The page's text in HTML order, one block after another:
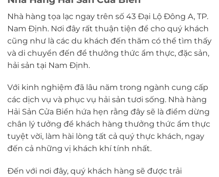
Nhà hàng tọa lạc ngay trên số 43 Đại Lộ Đông A, TP.
Nam Định. Nơi đây rất thuận tiện để cho quý khách
cũng như là các du khách đến thăm có thể tìm thấy
và di chuyển đến để thưởng thức ẩm thực, đặc sản,
hải sản tại Nam Định.
Với kinh nghiệm đã lâu năm trong ngành cung cấp
các dịch vụ và phục vụ hải sản tươi sống. Nhà hàng
Hải Sản Cửa Biển hứa hẹn rằng đây sẽ là điểm dừng
chân lý tưởng để khách hàng thưởng thức ẩm thực
tuyệt vời, làm hài lòng tất cả quý thực khách, ngay
đến cả những vị khách khí tính nhất.
Đến với nơi đây, quý khách hàng sẽ được trải